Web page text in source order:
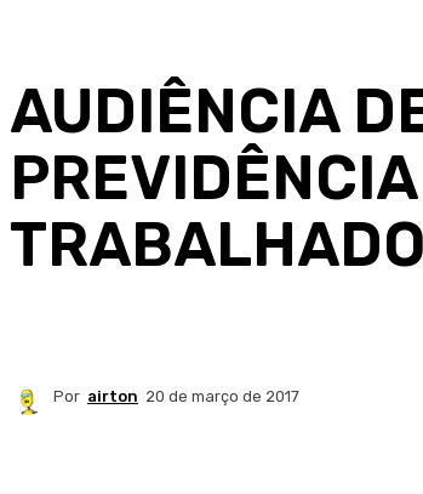
AUDIÊNCIA
Por airton 20 de março de 2017